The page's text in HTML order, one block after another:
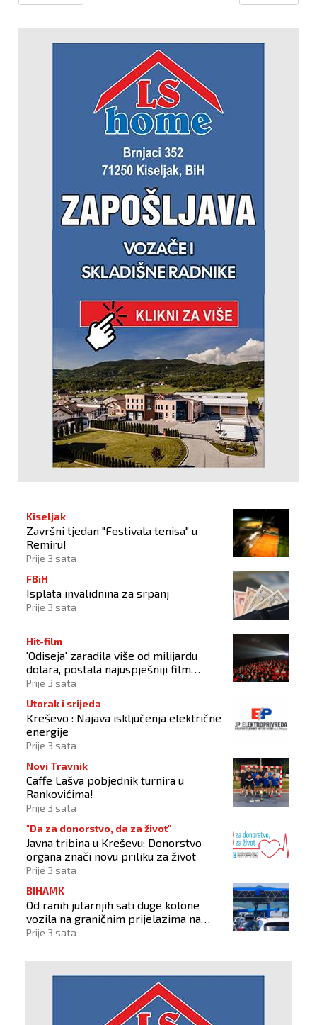
Kiseljak
Završni tjedan "Festivala tenisa" u
Remiru!
Prije 3 sata
FBiH
Isplata invalidnina za srpanj
Prije 3 sata
Hit-film
'Odiseja' zaradila više od milijardu
dolara, postala najuspješniji film
Christophera Nolana
Prije 3 sata
Utorak i srijeda
Kreševo : Najava isključenja električne
energije
Prije 3 sata
Novi Travnik
Caffe Lašva pobjednik turnira u
Rankovićima!
Prije 3 sata
"Da za donorstvo, da za život"
Javna tribina u Kreševu: Donorstvo
organa znači novu priliku za život
Prije 3 sata
BIHAMK
Od ranih jutarnjih sati duge kolone
vozila na graničnim prijelazima na
izlazu iz BiH
Prije 3 sata